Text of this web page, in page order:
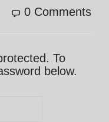
0 Comments
To
below.